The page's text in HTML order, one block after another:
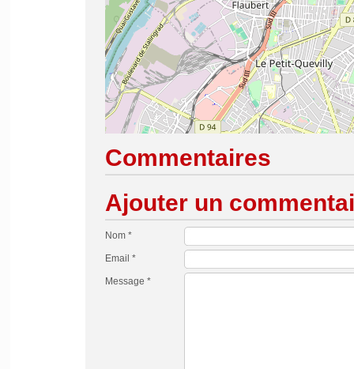
Commentaires
Ajouter un
Nom *
Email *
Message *